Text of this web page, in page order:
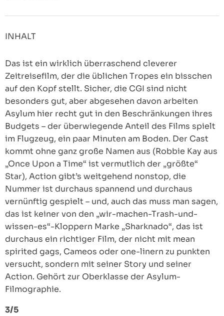
INHALT
Das ist ein wirklich überraschend cleverer
Zeitreisefilm, der die üblichen Tropes ein bisschen
auf den Kopf stellt. Sicher, die CGI sind nicht
besonders gut, aber abgesehen davon arbeiten
Asylum hier recht gut in den Beschränkungen ihres
Budgets – der überwiegende Anteil des Films spielt
im Flugzeug, ein paar Minuten am Boden. Der Cast
kommt ohne ganz große Namen aus (Robbie Kay aus
„Once Upon a Time“ ist vermutlich der „größte“
Star), Action gibt’s weitgehend nonstop, die
Nummer ist durchaus spannend und durchaus
vernünftig gespielt – und, auch das muss man sagen,
das ist keiner von den „wir-machen-Trash-und-
wissen-es“-Kloppern Marke „Sharknado“, das ist
durchaus ein richtiger Film, der nicht mit mean
spirited gags, Cameos oder one-linern zu punkten
versucht, sondern mit seiner Story und seiner
Action. Gehört zur Oberklasse der Asylum-
Filmographie.
3/5